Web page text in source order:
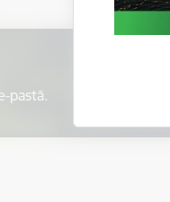
pastā.